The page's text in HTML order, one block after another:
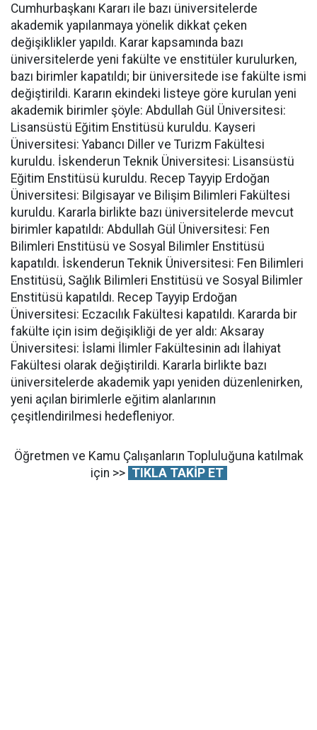
Cumhurbaşkanı Kararı ile bazı üniversitelerde
akademik yapılanmaya yönelik dikkat çeken
değişiklikler yapıldı. Karar kapsamında bazı
üniversitelerde yeni fakülte ve enstitüler kurulurken,
bazı birimler kapatıldı; bir üniversitede ise fakülte ismi
değiştirildi. Kararın ekindeki listeye göre kurulan yeni
akademik birimler şöyle: Abdullah Gül Üniversitesi:
Lisansüstü Eğitim Enstitüsü kuruldu. Kayseri
Üniversitesi: Yabancı Diller ve Turizm Fakültesi
kuruldu. İskenderun Teknik Üniversitesi: Lisansüstü
Eğitim Enstitüsü kuruldu. Recep Tayyip Erdoğan
Üniversitesi: Bilgisayar ve Bilişim Bilimleri Fakültesi
kuruldu. Kararla birlikte bazı üniversitelerde mevcut
birimler kapatıldı: Abdullah Gül Üniversitesi: Fen
Bilimleri Enstitüsü ve Sosyal Bilimler Enstitüsü
kapatıldı. İskenderun Teknik Üniversitesi: Fen Bilimleri
Enstitüsü, Sağlık Bilimleri Enstitüsü ve Sosyal Bilimler
Enstitüsü kapatıldı. Recep Tayyip Erdoğan
Üniversitesi: Eczacılık Fakültesi kapatıldı. Kararda bir
fakülte için isim değişikliği de yer aldı: Aksaray
Üniversitesi: İslami İlimler Fakültesinin adı İlahiyat
Fakültesi olarak değiştirildi. Kararla birlikte bazı
üniversitelerde akademik yapı yeniden düzenlenirken,
yeni açılan birimlerle eğitim alanlarının
çeşitlendirilmesi hedefleniyor.
Öğretmen ve Kamu Çalışanların Topluluğuna katılmak
için >> TIKLA TAKİP ET